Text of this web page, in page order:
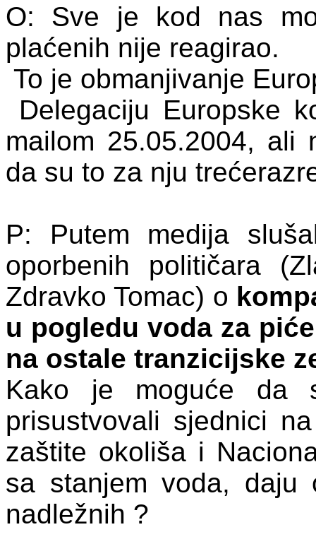
O: Sve je kod nas
plaćenih nije reagirao.
To je obmanjivanje
Delegaciju Europske
mailom 25.05.2004, ali
da su to za nju
P: Putem medija
oporbenih političara
Zdravko Tomac) o
u pogledu voda za
na ostale tranzicijske
Kako je moguće da
prisustvovali sjednici
zaštite okoliša i
sa stanjem voda, daju
nadležnih ?